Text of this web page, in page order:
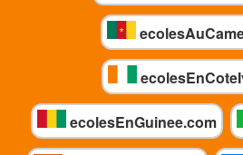
ecolesEnGuinee.com